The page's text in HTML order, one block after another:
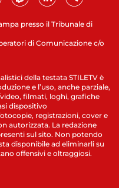
presso il Tribunale di
di Comunicazione c/o
della testata STILETV è
e l’uso, anche parziale,
filmati, loghi, grafiche
dispositivo
registrazioni, cover e
autorizzata. La redazione
sul sito. Non potendo
disponibile ad eliminarli su
offensivi e oltraggiosi.